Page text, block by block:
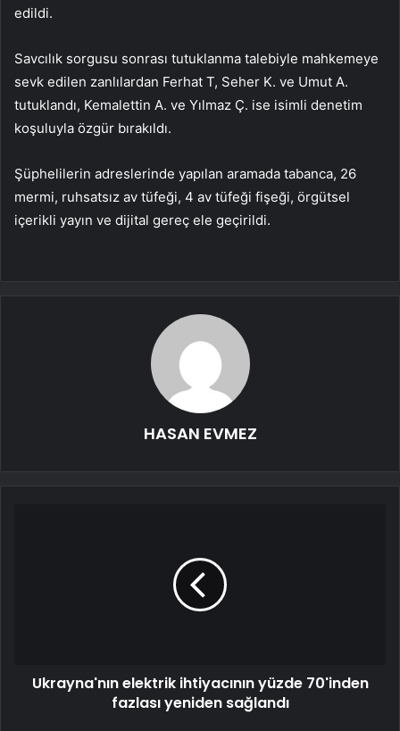
edildi.
Savcılık sorgusu sonrası tutuklanma talebiyle mahkemeye
sevk edilen zanlılardan Ferhat T, Seher K. ve Umut A.
tutuklandı, Kemalettin A. ve Yılmaz Ç. ise isimli denetim
koşuluyla özgür bırakıldı.
Şüphelilerin adreslerinde yapılan aramada tabanca, 26
mermi, ruhsatsız av tüfeği, 4 av tüfeği fişeği, örgütsel
içerikli yayın ve dijital gereç ele geçirildi.
HASAN EVMEZ
Ukrayna'nın elektrik ihtiyacının yüzde 70'inden
fazlası yeniden sağlandı